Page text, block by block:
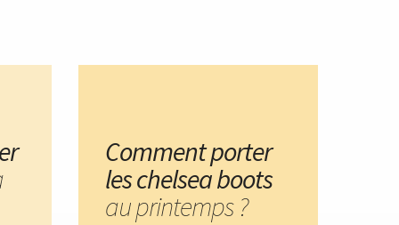
Comment porter
les chelsea boots
au printemps ?